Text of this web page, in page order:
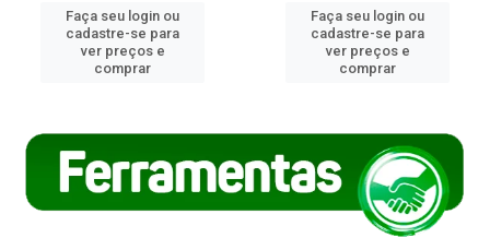
Faça seu login ou
cadastre-se para
ver preços e
comprar
Faça seu login ou
cadastre-se para
ver preços e
comprar